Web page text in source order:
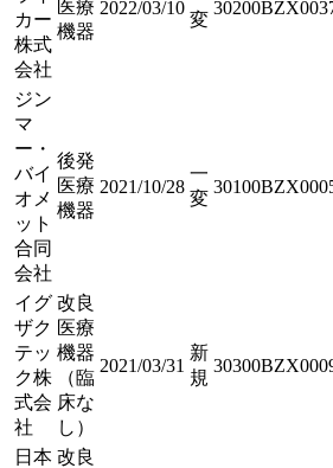
カー
株式
会社
医療
機器
2022/03/10
変
ジン
マ
ー・
バイ
オメ
ット
合同
会社
後発
医療
機器
2021/10/28
一
変
イグ
ザク
テッ
ク株
式会
社
改良
医療
機器
（臨
床な
し）
2021/03/31
新
規
日本 改良